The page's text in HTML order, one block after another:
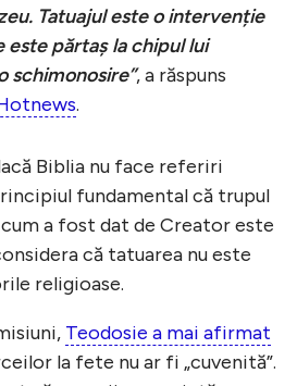
Tatuajul este o intervenție
este părtaş la chipul lui
schimonosire”, a răspuns
.
Biblia nu face referiri
fundamental că trupul
a fost dat de Creator este
că tatuarea nu este
religioase.
Teodosie a mai afirmat
la fete nu ar fi „cuvenită”.